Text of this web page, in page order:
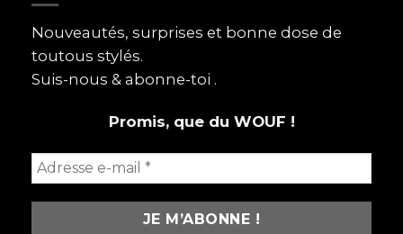
que
humains
Nouveautés, surprises et bonne dose de
toutous stylés.
Suis-nous & abonne-toi .
Promis, que du WOUF !